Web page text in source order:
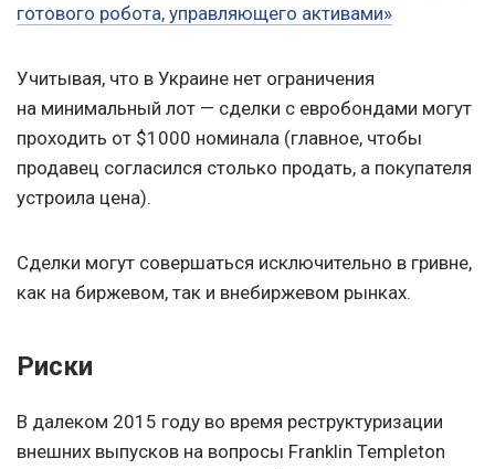
готового робота, управляющего активами»
Учитывая, что в Украине нет ограничения
на минимальный лот — сделки с евробондами могут
проходить от $1000 номинала (главное, чтобы
продавец согласился столько продать, а покупателя
устроила цена).
Сделки могут совершаться исключительно в гривне,
как на биржевом, так и внебиржевом рынках.
Риски
В далеком 2015 году во время реструктуризации
внешних выпусков на вопросы Franklin Templeton